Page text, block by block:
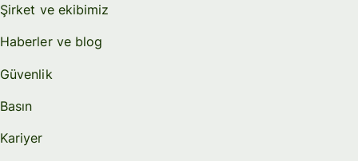
Şirket ve ekibimiz
Haberler ve blog
Güvenlik
Basın
Kariyer